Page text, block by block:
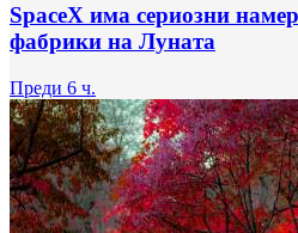
SpaceX има сериозни
фабрики на Луната
Преди 6 ч.